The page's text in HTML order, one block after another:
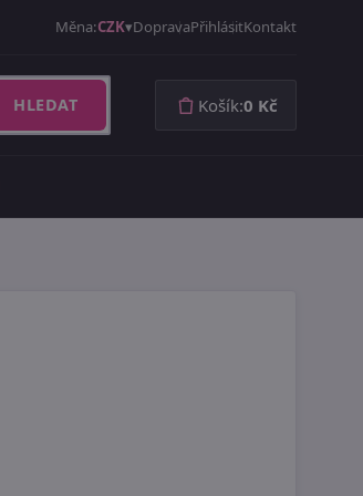
Měna:CZK DopravaPřihlásitKontakt
HLEDAT Košík:0 Kč